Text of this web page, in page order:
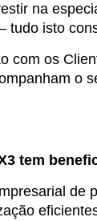
na
tudo isto
com os
o
tem
de